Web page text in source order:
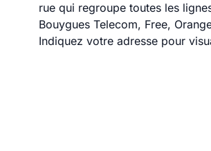
rue qui regroupe toutes les
Bouygues Telecom, Free,
Indiquez votre adresse pour